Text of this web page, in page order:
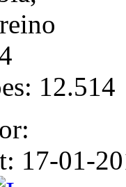
12.514
17-01-